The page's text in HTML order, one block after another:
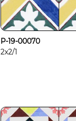
P-19-00070
2x2/1